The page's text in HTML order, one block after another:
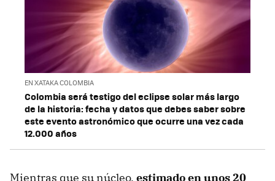
EN XATAKA COLOMBIA
Colombia será testigo del eclipse solar más largo
de la historia: fecha y datos que debes saber sobre
este evento astronómico que ocurre una vez cada
12.000 años
Mientras que su núcleo, estimado en unos 20